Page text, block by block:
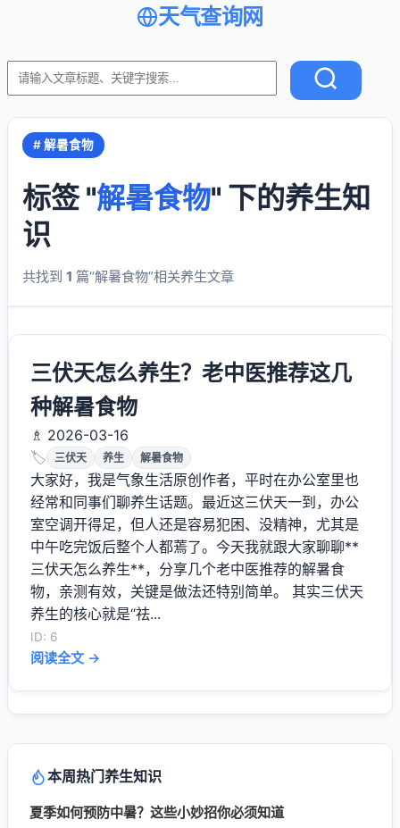
天气查询网
# 解暑食物
标签 "解暑食物" 下的养生知
识
共找到 1 篇“解暑食物”相关养生文章
三伏天怎么养生？老中医推荐这几
种解暑食物
♗ 2026-03-16
🏷️
三伏天 养生 解暑食物
大家好，我是气象生活原创作者，平时在办公室里也
经常和同事们聊养生话题。最近这三伏天一到，办公
室空调开得足，但人还是容易犯困、没精神，尤其是
中午吃完饭后整个人都蔫了。今天我就跟大家聊聊**
三伏天怎么养生**，分享几个老中医推荐的解暑食
物，亲测有效，关键是做法还特别简单。 其实三伏天
养生的核心就是“祛...
ID: 6
阅读全文 →
本周热门养生知识
夏季如何预防中暑？这些小妙招你必须知道